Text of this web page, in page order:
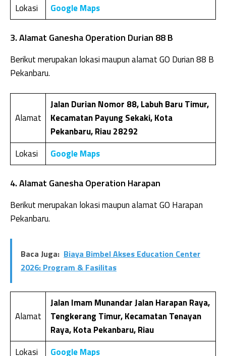
Lokasi
Google Maps
3. Alamat Ganesha Operation Durian 88 B
Berikut merupakan lokasi maupun alamat GO Durian 88 B
Pekanbaru.
Alamat
Jalan Durian Nomor 88, Labuh Baru Timur,
Kecamatan Payung Sekaki, Kota
Pekanbaru, Riau 28292
Lokasi
Google Maps
4. Alamat Ganesha Operation Harapan
Berikut merupakan lokasi maupun alamat GO Harapan
Pekanbaru.
Baca Juga: Biaya Bimbel Akses Education Center
2026: Program & Fasilitas
Alamat
Jalan Imam Munandar Jalan Harapan Raya,
Tengkerang Timur, Kecamatan Tenayan
Raya, Kota Pekanbaru, Riau
Lokasi
Google Maps